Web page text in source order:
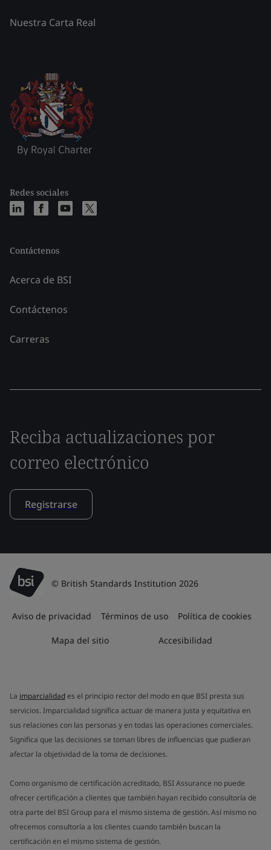
Nuestra Carta Real
Redes sociales
Contáctenos
Acerca de BSI
Contáctenos
Carreras
Reciba actualizaciones por
correo electrónico
Registrarse
© British Standards Institution 2026
Aviso de privacidad Términos de uso Política de cookies
Mapa del sitio Accesibilidad
La imparcialidades el principio rector del modo en que BSI presta sus
servicios. Imparcialidad significa actuar de manera justa y equitativa en
sus relaciones con las personas y en todas las operaciones comerciales.
Significa que las decisiones se toman libres de influencias que pudieran
afectar la objetividad de la toma de decisiones.
Como organismo de certificación acreditado, BSI Assurance no puede
ofrecer certificación a clientes que también hayan recibido consultoría de
otra parte del BSI Group para el mismo sistema de gestión. Así mismo no
ofrecemos consultoría a los clientes cuando también buscan la
certificación en el mismo sistema de gestión.